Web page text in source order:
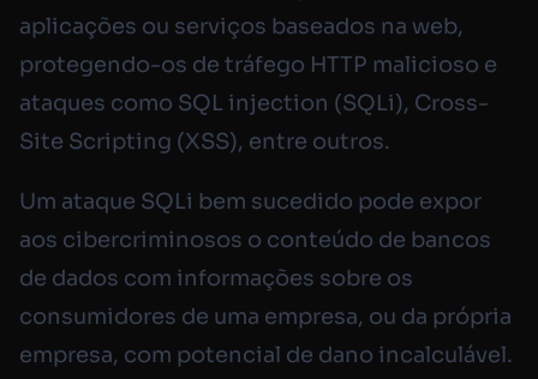
aplicações ou serviços baseados na web,
protegendo-os de tráfego HTTP malicioso e
ataques como SQL injection (SQLi), Cross-
Site Scripting (XSS), entre outros.
Um ataque SQLi bem sucedido pode expor
aos cibercriminosos o conteúdo de bancos
de dados com informações sobre os
consumidores de uma empresa, ou da própria
empresa, com potencial de dano incalculável.